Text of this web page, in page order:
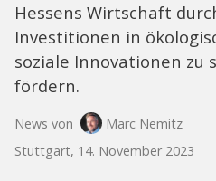
Hessens Wirtschaft
Investitionen in
soziale Innovationen zu
fördern.
News von
Marc Nemitz
Stuttgart, 14. November 2023